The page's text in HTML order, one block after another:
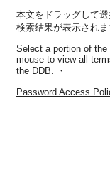
本文をドラッグして
検索結果が表示されま
Select a portion of
mouse to view all
the DDB. ・
Password Access